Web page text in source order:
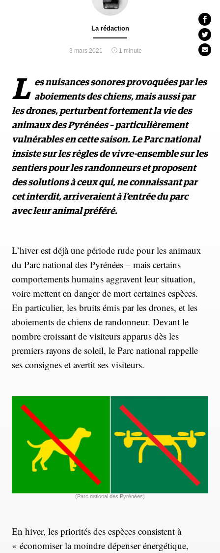
La rédaction
3 mars 2021 1 minute
L es nuisances sonores provoquées par les
aboiements des chiens, mais aussi par
les drones, perturbent fortement la vie des
animaux des Pyrénées – particulièrement
vulnérables en cette saison. Le Parc national
insiste sur les règles de vivre-ensemble sur les
sentiers pour les randonneurs et proposent
des solutions à ceux qui, ne connaissant par
cet interdit, arriveraient à l’entrée du parc
avec leur animal préféré.
L’hiver est déjà une période rude pour les animaux
du Parc national des Pyrénées – mais certains
comportements humains aggravent leur situation,
voire mettent en danger de mort certaines espèces.
En particulier, les bruits émis par les drones, et les
aboiements de chiens de randonneur. Devant le
nombre croissant de visiteurs apparus dès les
premiers rayons de soleil, le Parc national rappelle
ses consignes et avertit ses visiteurs.
(Parc national des Pyrénées)
En hiver, les priorités des espèces consistent à
« économiser la moindre dépenser énergétique,